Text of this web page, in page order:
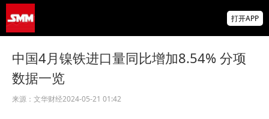
17.3%
【直播中】海外宏观经济及大类资产展望 全
球锌、氧化锌、镀锌板供需及价格展望
打开APP
中国4月镍铁进口量同比增加8.54% 分项
数据一览
来源： 文华财经2024-05-21 01:42